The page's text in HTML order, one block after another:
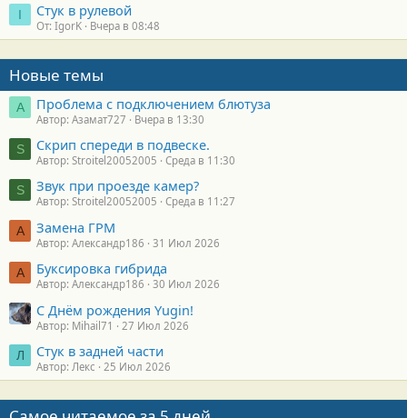
I Стук в рулевой
От: IgorK Вчера в 08:48
Новые темы
А Проблема с подключением блютуза
Автор: Азамат727 Вчера в 13:30
S Скрип спереди в подвеске.
Автор: Stroitel20052005 Среда в 11:30
S Звук при проезде камер?
Автор: Stroitel20052005 Среда в 11:27
А Замена ГРМ
Автор: Александр186 31 Июл 2026
А Буксировка гибрида
Автор: Александр186 30 Июл 2026
С Днём рождения Yugin!
Автор: Mihail71 27 Июл 2026
Л Стук в задней части
Автор: Лекс 25 Июл 2026